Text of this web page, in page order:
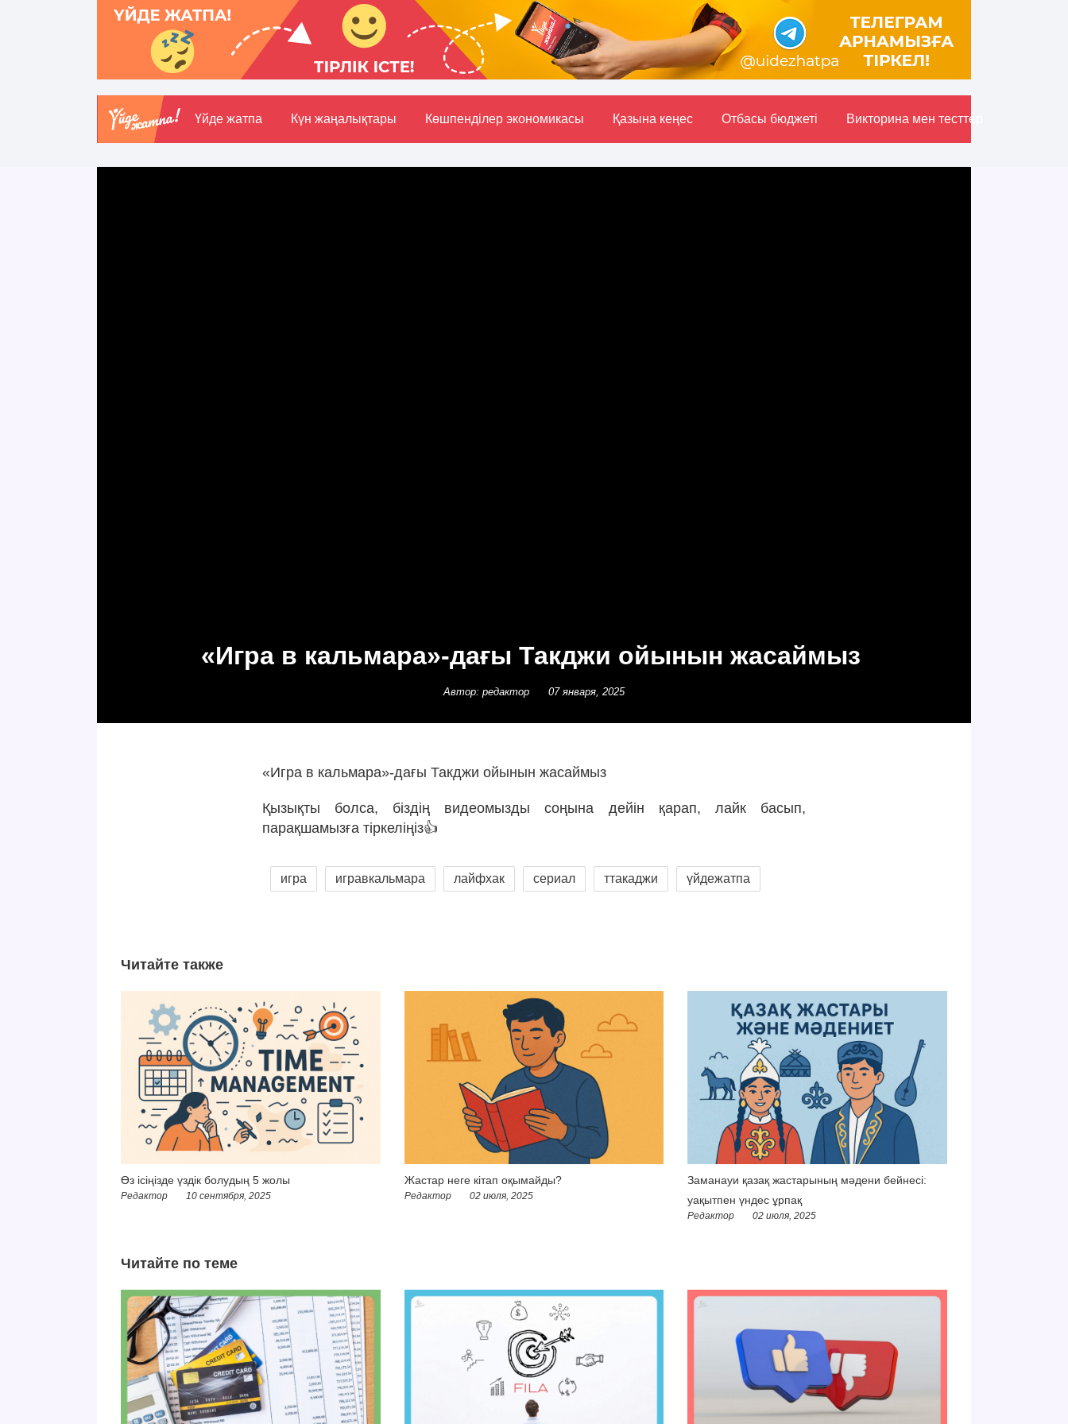
Үйде жатпа Күн жаңалықтары Көшпенділер экономикасы Қазына кеңес Отбасы бюджетi Викторина мен тесттер
«Игра в кальмара»-дағы Такджи ойынын жасаймыз
Автор: редактор 07 января, 2025
«Игра в кальмара»-дағы Такджи ойынын жасаймыз
Қызықты болса, біздің видеомызды соңына дейін қарап, лайк басып,
парақшамызға тіркеліңіз👍
игра игравкальмара лайфхак сериал ттакаджи үйдежатпа
Читайте также
Өз ісіңізде үздік болудың 5 жолы
Редактор 10 сентября, 2025
Жастар неге кітап оқымайды?
Редактор 02 июля, 2025
Заманауи қазақ жастарының мәдени бейнесі:
уақытпен үндес ұрпақ
Редактор 02 июля, 2025
Читайте по теме